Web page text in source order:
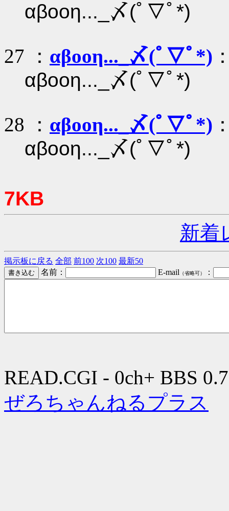
αβοοη..._〆(ﾟ▽ﾟ*)
27 ： αβοοη..._〆(ﾟ▽ﾟ*)
αβοοη..._〆(ﾟ▽ﾟ*)
28 ： αβοοη..._〆(ﾟ▽ﾟ*)
αβοοη..._〆(ﾟ▽ﾟ*)
7KB
新着
掲示板に戻る 全部 前100 次100 最新50
名前：
E-mail （省略可） ：
READ.CGI - 0ch+ BBS
ぜろちゃんねるプラス